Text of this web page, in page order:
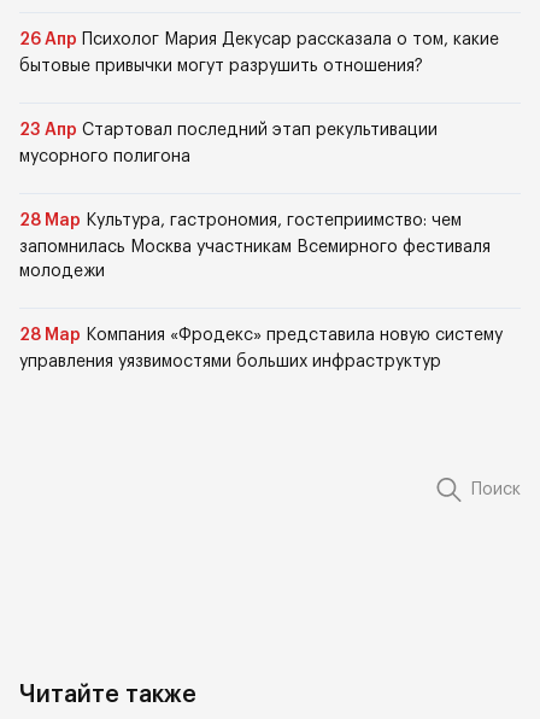
26 Апр
Психолог Мария Декусар рассказала о том, какие
бытовые привычки могут разрушить отношения?
23 Апр Стартовал последний этап рекультивации
мусорного полигона
28 Мар Культура, гастрономия, гостеприимство: чем
запомнилась Москва участникам Всемирного фестиваля
молодежи
28 Мар Компания «Фродекс» представила новую систему
управления уязвимостями больших инфраструктур
Поиск
Читайте также